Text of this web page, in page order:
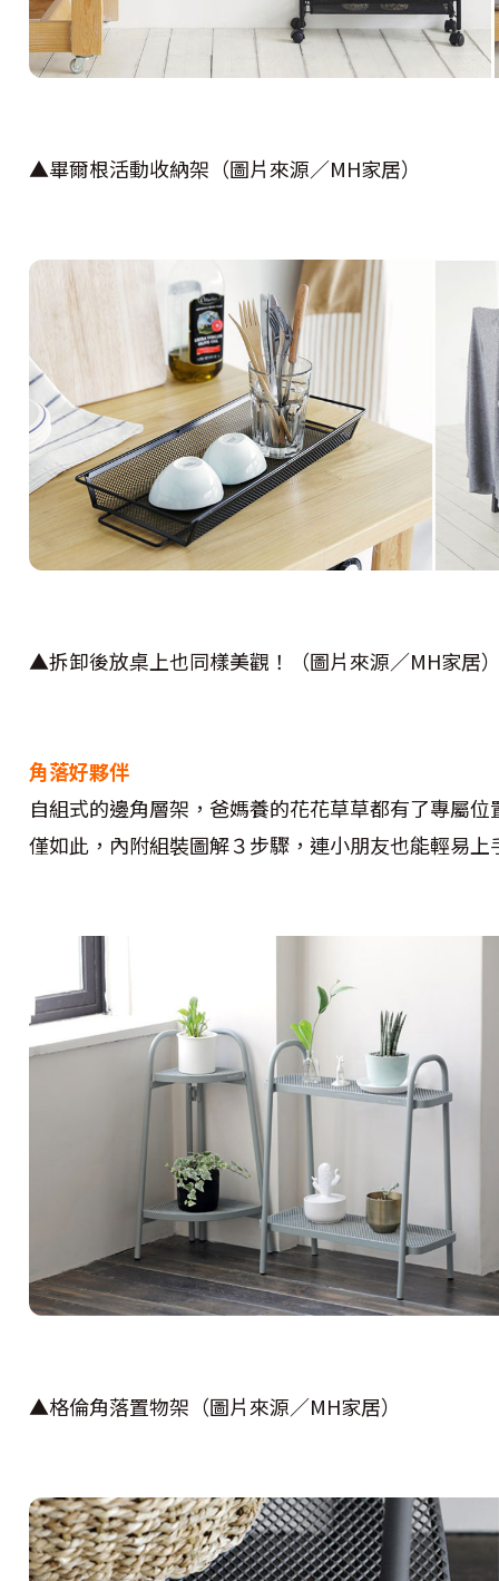
▲畢爾根活動收納架（圖片來源／MH家居）
▲拆卸後放桌上也同樣美觀！（圖片來源／MH家居
角落好夥伴
自組式的邊角層架，爸媽養的花花草草都有了專屬
僅如此，內附組裝圖解３步驟，連小朋友也能輕易上
▲格倫角落置物架（圖片來源／MH家居）